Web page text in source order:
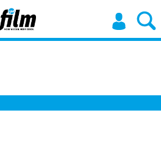
to Navigation